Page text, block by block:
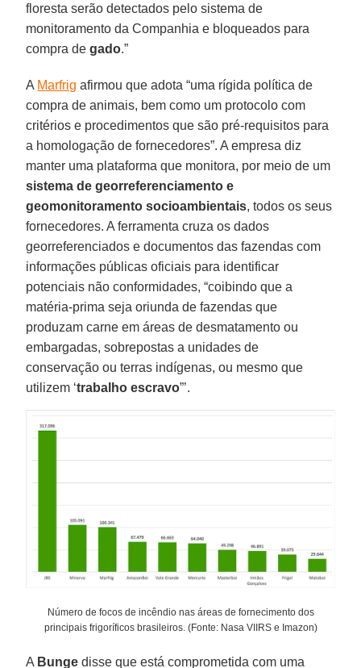
floresta serão detectados pelo sistema de
monitoramento da Companhia e bloqueados para
compra degado.”
A Marfrig afirmou que adota “uma rígida política de
compra de animais, bem como um protocolo com
critérios e procedimentos que são pré-requisitos para
a homologação de fornecedores”. A empresa diz
manter uma plataforma que monitora, por meio de um
sistema de georreferenciamento e
geomonitoramento socioambientais, todos os seus
fornecedores. A ferramenta cruza os dados
georreferenciados e documentos das fazendas com
informações públicas oficiais para identificar
potenciais não conformidades, “coibindo que a
matéria-prima seja oriunda de fazendas que
produzam carne em áreas de desmatamento ou
embargadas, sobrepostas a unidades de
conservação ou terras indígenas, ou mesmo que
utilizem ‘trabalho escravo”’.
Número de focos de incêndio nas áreas de fornecimento dos
principais frigoríficos brasileiros. (Fonte: Nasa VIIRS e Imazon)
A Bunge disse que está comprometida com uma